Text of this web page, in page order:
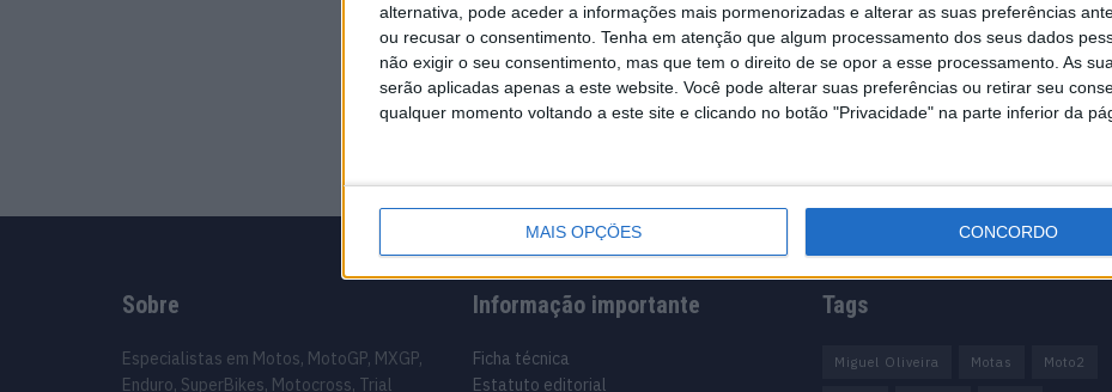
alternativa, pode aceder a informações mais pormenorizadas e alterar as suas preferências
ou recusar o consentimento. Tenha em atenção que algum processamento dos seus dados
não exigir o seu consentimento, mas que tem o direito de se opor a esse processamento. As
serão aplicadas apenas a este website. Você pode alterar suas preferências ou retirar seu
qualquer momento voltando a este site e clicando no botão "Privacidade" na parte inferior da
MAIS OPÇÕES CONCORDO
Sobre
Especialistas em Motos, MotoGP, MXGP,
Enduro, SuperBikes, Motocross, Trial
Informação importante
Ficha técnica
Estatuto editorial
Tags
Miguel Oliveira Motas Moto2